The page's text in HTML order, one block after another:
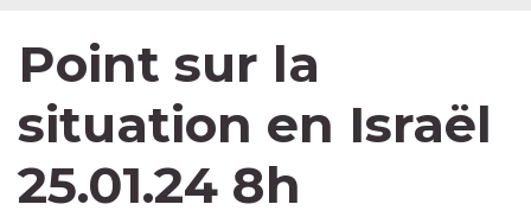
Point sur la
situation en Israël
25.01.24 8h